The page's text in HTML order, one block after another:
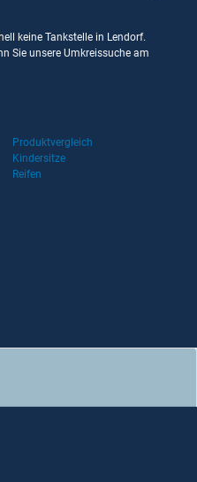
keine Tankstelle in Lendorf.
Sie unsere Umkreissuche am
Produktvergleich
Kindersitze
Reifen